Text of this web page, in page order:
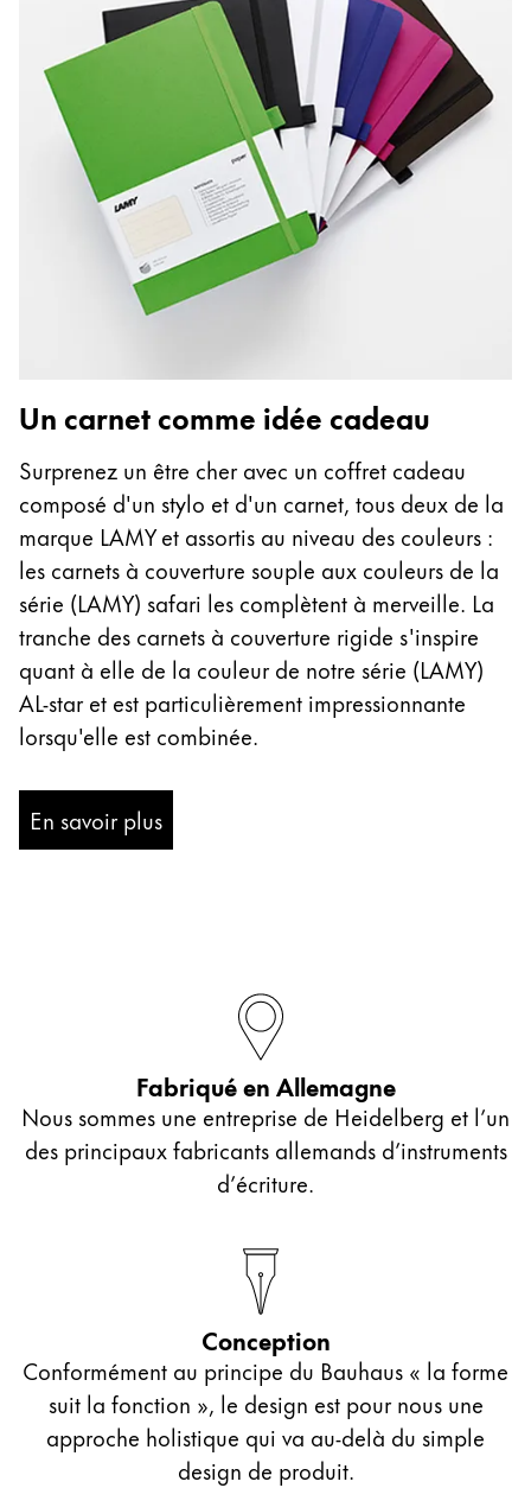
Un carnet comme idée cadeau
Surprenez un être cher avec un coffret cadeau
composé d'un stylo et d'un carnet, tous deux de la
marque LAMY et assortis au niveau des couleurs :
les carnets à couverture souple aux couleurs de la
série (LAMY) safari les complètent à merveille. La
tranche des carnets à couverture rigide s'inspire
quant à elle de la couleur de notre série (LAMY)
AL-star et est particulièrement impressionnante
lorsqu'elle est combinée.
En savoir plus
Fabriqué en Allemagne
Nous sommes une entreprise de Heidelberg et l’un
des principaux fabricants allemands d’instruments
d’écriture.
Conception
Conformément au principe du Bauhaus « la forme
suit la fonction », le design est pour nous une
approche holistique qui va au‑delà du simple
design de produit.